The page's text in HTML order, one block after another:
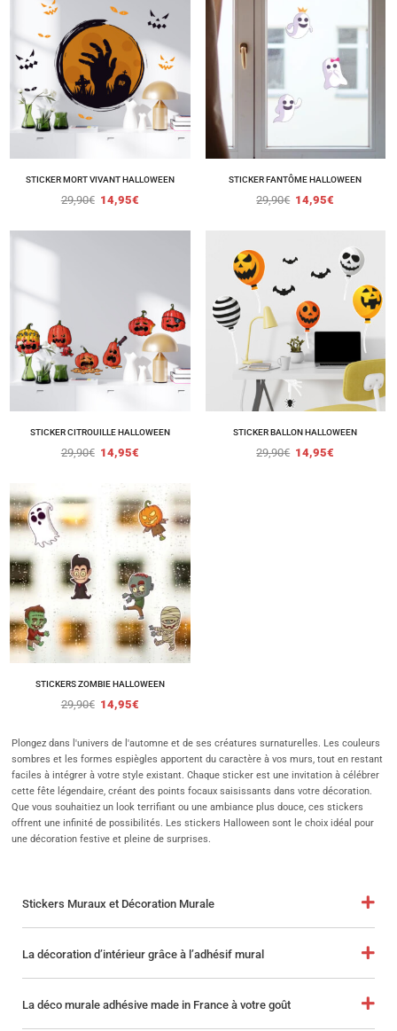
STICKER MORT VIVANT HALLOWEEN
29,90€ 14,95€
STICKER FANTÔME HALLOWEEN
29,90€ 14,95€
STICKER CITROUILLE HALLOWEEN
29,90€ 14,95€
STICKER BALLON HALLOWEEN
29,90€ 14,95€
STICKERS ZOMBIE HALLOWEEN
29,90€ 14,95€
Plongez dans l'univers de l'automne et de ses créatures surnaturelles. Les couleurs
sombres et les formes espiègles apportent du caractère à vos murs, tout en restant
faciles à intégrer à votre style existant. Chaque sticker est une invitation à célébrer
cette fête légendaire, créant des points focaux saisissants dans votre décoration.
Que vous souhaitiez un look terrifiant ou une ambiance plus douce, ces stickers
offrent une infinité de possibilités. Les stickers Halloween sont le choix idéal pour
une décoration festive et pleine de surprises.
Stickers Muraux et Décoration Murale
La décoration d’intérieur grâce à l’adhésif mural
La déco murale adhésive made in France à votre goût